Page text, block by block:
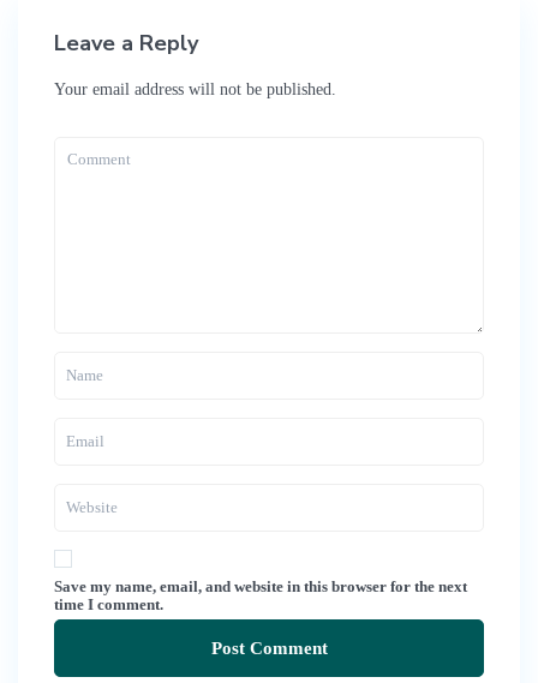
Leave a Reply
Your email address will not be published.
Save my name, email, and website in this browser for the next
time I comment.